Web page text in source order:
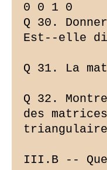
0 0 1 0
Q 30.
Est--elle
Q 31. La
Q 32.
des
III.B --